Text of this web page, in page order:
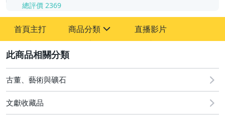
總評價 2369
首頁主打 商品分類
其它
直播影片
古董、藝術與礦石
文獻收藏品